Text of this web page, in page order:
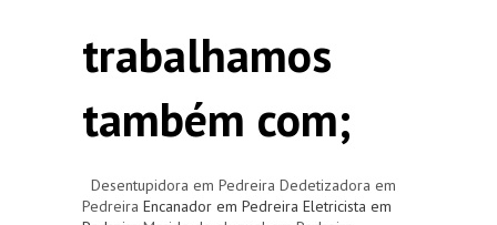
trabalhamos
também com;
Desentupidora em Pedreira Dedetizadora em
Pedreira Encanador em Pedreira Eletricista em